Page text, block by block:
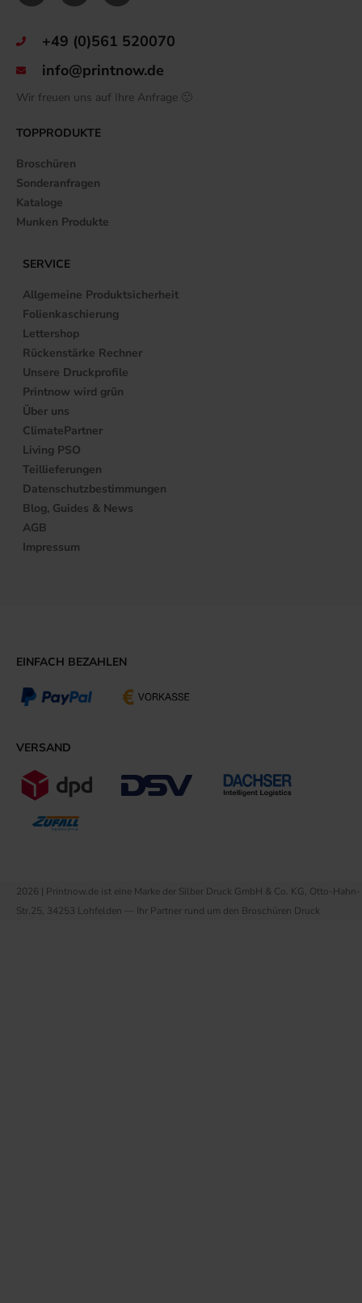
+49 (0)561 520070
info@printnow.de
Wir freuen uns auf Ihre Anfrage 🙂
TOPPRODUKTE
Broschüren
Sonderanfragen
Kataloge
Munken Produkte
SERVICE
Allgemeine Produktsicherheit
Folienkaschierung
Lettershop
Rückenstärke Rechner
Unsere Druckprofile
Printnow wird grün
Über uns
ClimatePartner
Living PSO
Teillieferungen
Datenschutzbestimmungen
Blog, Guides & News
AGB
Impressum
EINFACH BEZAHLEN
VERSAND
2026 | Printnow.de ist eine Marke der Silber Druck GmbH & Co. KG, Otto-Hahn-
Str.25, 34253 Lohfelden — Ihr Partner rund um den Broschüren Druck